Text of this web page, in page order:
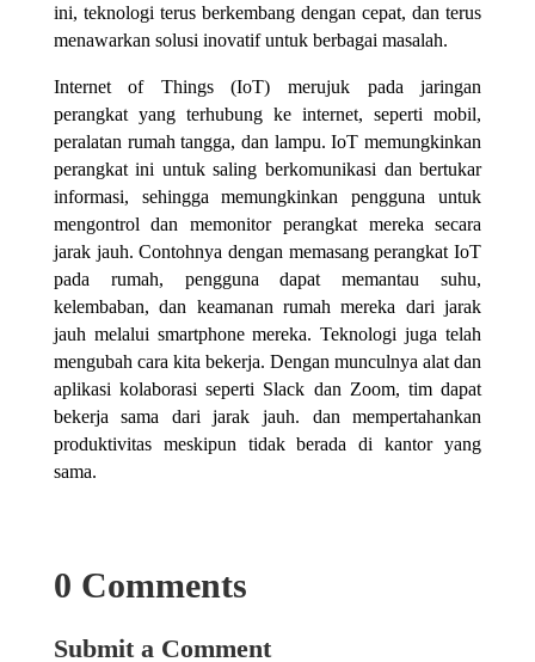
ini, teknologi terus berkembang dengan cepat, dan terus
menawarkan solusi inovatif untuk berbagai masalah.
Internet of Things (IoT) merujuk pada jaringan
perangkat yang terhubung ke internet, seperti mobil,
peralatan rumah tangga, dan lampu. IoT memungkinkan
perangkat ini untuk saling berkomunikasi dan bertukar
informasi, sehingga memungkinkan pengguna untuk
mengontrol dan memonitor perangkat mereka secara
jarak jauh. Contohnya dengan memasang perangkat IoT
pada rumah, pengguna dapat memantau suhu,
kelembaban, dan keamanan rumah mereka dari jarak
jauh melalui smartphone mereka. Teknologi juga telah
mengubah cara kita bekerja. Dengan munculnya alat dan
aplikasi kolaborasi seperti Slack dan Zoom, tim dapat
bekerja sama dari jarak jauh. dan mempertahankan
produktivitas meskipun tidak berada di kantor yang
sama.
0 Comments
Submit a Comment